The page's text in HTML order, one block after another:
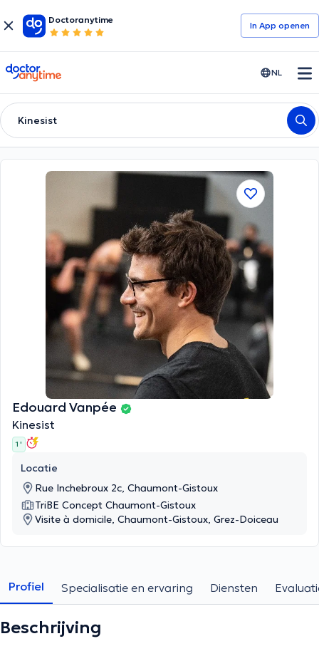
Doctoranytime
In App openen
doctoranytime NL
Kinesist
Edouard Vanpée
Kinesist
1 '
Locatie
Rue Inchebroux 2c, Chaumont-Gistoux
TriBE Concept Chaumont-Gistoux
Visite à domicile, Chaumont-Gistoux, Grez-Doiceau
Profiel Specialisatie en ervaring Diensten
Beschrijving